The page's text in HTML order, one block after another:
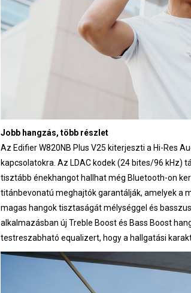
Jobb hangzás, több részlet
Az Edifier W820NB Plus V25 kiterjeszti a Hi-Res
kapcsolatokra. Az LDAC kodek (24 bites/96
tisztább énekhangot hallhat még Bluetooth-on
titánbevonatú meghajtók garantálják, amelyek a
magas hangok tisztaságát mélységgel és
alkalmazásban új Treble Boost és Bass Boost
testreszabható equalizert, hogy a hallgatási